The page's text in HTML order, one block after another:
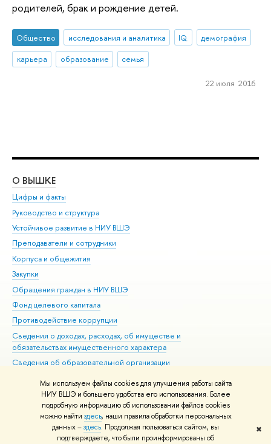
Мы используем файлы cookies для улучшения работы сайта
НИУ ВШЭ и большего удобства его использования. Более
подробную информацию об использовании файлов cookies
можно найти здесь, наши правила обработки персональных
данных –здесь. Продолжая пользоваться сайтом, вы
подтверждаете, что были проинформированы об
✖
родителей, брак и рождение детей.
Общество исследования и аналитика IQ
демография
карьера
образование семья
22 июля 2016
О ВЫШКЕ
Цифры и факты
Руководство и структура
Устойчивое развитие в НИУ ВШЭ
Преподаватели и сотрудники
Корпуса и общежития
Закупки
Обращения граждан в НИУ ВШЭ
Фонд целевого капитала
Противодействие коррупции
Сведения о доходах, расходах, об имуществе и
обязательствах имущественного характера
Сведения об образовательной организации
Людям с ограниченными возможностями здоровья
Единая платежная страница
Работа в Вышке